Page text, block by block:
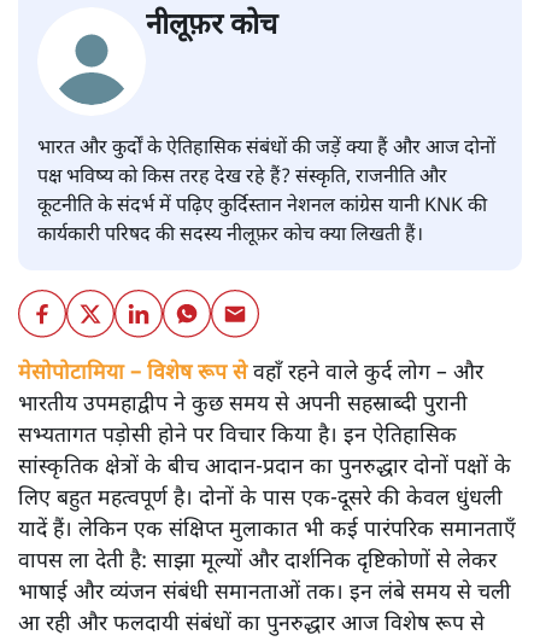
नीलूफ़र कोच
भारत और कुर्दों के ऐतिहासिक संबंधों की जड़ें क्या हैं और आज दोनों
पक्ष भविष्य को किस तरह देख रहे हैं? संस्कृति, राजनीति और
कूटनीति के संदर्भ में पढ़िए कुर्दिस्तान नेशनल कांग्रेस यानी KNK की
कार्यकारी परिषद की सदस्य नीलूफ़र कोच क्या लिखती हैं।
मेसोपोटामिया – विशेष रूप सेवहाँ रहने वाले कुर्द लोग – और
भारतीय उपमहाद्वीप ने कुछ समय से अपनी सहस्राब्दी पुरानी
सभ्यतागत पड़ोसी होने पर विचार किया है। इन ऐतिहासिक
सांस्कृतिक क्षेत्रों के बीच आदान-प्रदान का पुनरुद्धार दोनों पक्षों के
लिए बहुत महत्वपूर्ण है। दोनों के पास एक-दूसरे की केवल धुंधली
यादें हैं। लेकिन एक संक्षिप्त मुलाकात भी कई पारंपरिक समानताएँ
वापस ला देती है: साझा मूल्यों और दार्शनिक दृष्टिकोणों से लेकर
भाषाई और व्यंजन संबंधी समानताओं तक। इन लंबे समय से चली
आ रही और फलदायी संबंधों का पुनरुद्धार आज विशेष रूप से